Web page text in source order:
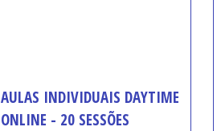
AULAS INDIVIDUAIS DAYTIME
ONLINE - 20 SESSÕES